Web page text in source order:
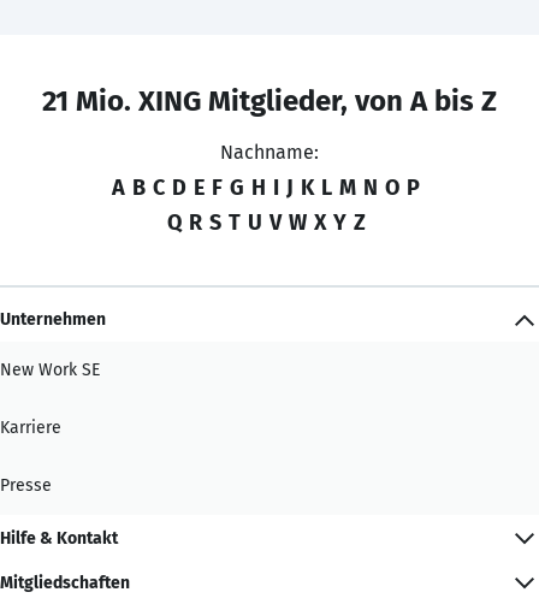
21 Mio. XING Mitglieder, von A bis Z
Nachname:
A B C D E F G H I J K L M N O P
Q R S T U V W X Y Z
Unternehmen
New Work SE
Karriere
Presse
Hilfe & Kontakt
Mitgliedschaften